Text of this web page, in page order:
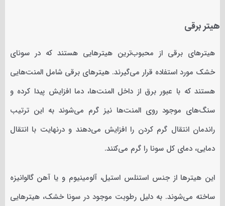
هیتر برقی
هیترهای برقی از محبوب‌ترین هیترهایی هستند که در سونای
خشک مورد استفاده قرار می‌گیرند. هیترهای برقی شامل المنت‌هایی
هستند که با عبور برق از داخل المنت‌ها، دما افزایش پیدا کرده و
سنگ‌های موجود روی المنت‌ها نیز گرم می‌شوند به این ترتیب
راندمان انتقال گرم کردن را افزایش می‌دهند و درنهایت با انتقال
دمایی، دمای کل سونا را گرم می‌کنند.
این هیترها از جنس استنلس استیل، آلومینیوم و یا آهن گالوانیزه
ساخته می‌شوند. به دلیل رطوبت موجود در سونا خشک، هیترهایی